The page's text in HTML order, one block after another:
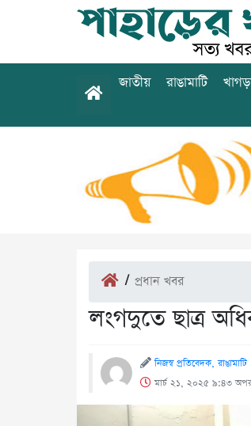
জাতীয় রাঙামাটি
/ প্রধান খবর
লংগদুতে ছাত্র
নিজস্ব প্রতিবেদক, রাঙামাটি
মার্চ ২১, ২০২৫ ৯:৪৩